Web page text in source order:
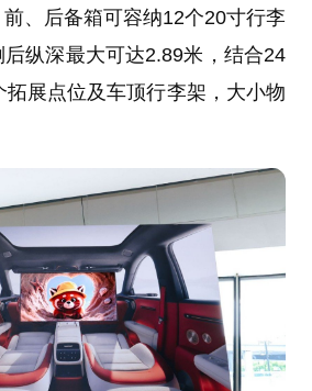
、后备箱可容纳12个20寸行李
纵深最大可达2.89米，结合24
展点位及车顶行李架，大小物